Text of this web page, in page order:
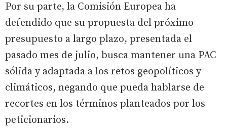
Por su parte, la Comisión Europea ha
defendido que su propuesta del próximo
presupuesto a largo plazo, presentada el
pasado mes de julio, busca mantener una PAC
sólida y adaptada a los retos geopolíticos y
climáticos, negando que pueda hablarse de
recortes en los términos planteados por los
peticionarios.